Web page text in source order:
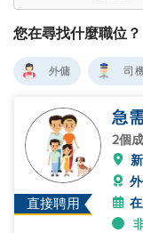
您在尋找什麼職位？
外傭 司
直接聘用
急
2個